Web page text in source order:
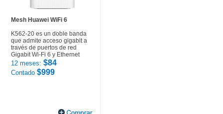
Mesh Huawei WiFi 6
K562-20 es un doble banda
que admite acceso gigabit a
través de puertos de red
Gigabit Wi-Fi 6 y Ethernet
12 meses: $84
Contado $999